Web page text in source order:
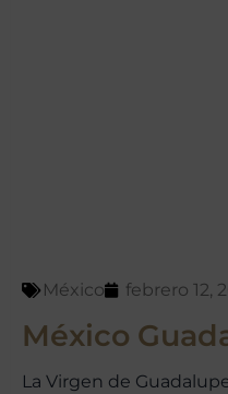
México febrero 12,
México
La Virgen de